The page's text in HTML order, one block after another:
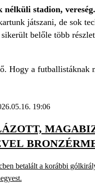
nélküli stadion, vereség.
játszani, de sok
belőle több
Hogy a futballistáknak
19:06
betalált a korábbi